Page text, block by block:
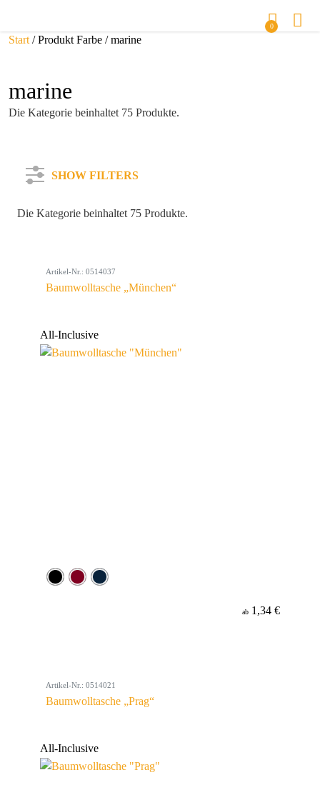
0
Start / Produkt Farbe / marine
marine
Die Kategorie beinhaltet 75 Produkte.
SHOW FILTERS
Farbe
Die Kategorie beinhaltet 75 Produkte.
Artikel-Nr.: 0514037
Baumwolltasche „München“
All-Inclusive
ab 1,34 €
Artikel-Nr.: 0514021
Baumwolltasche „Prag“
All-Inclusive